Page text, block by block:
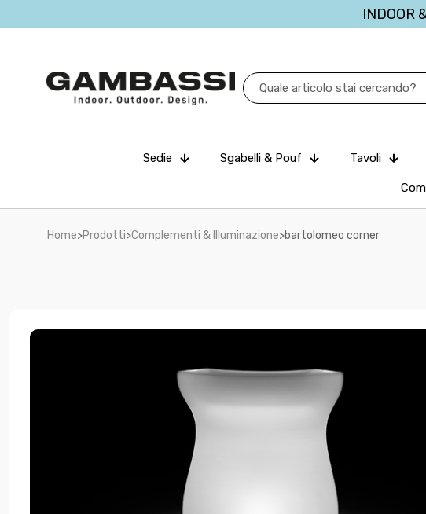
INDOOR
Sedie Sgabelli & Pouf Tavoli
Home>Prodotti>Complementi & Illuminazione>bartolomeo corner